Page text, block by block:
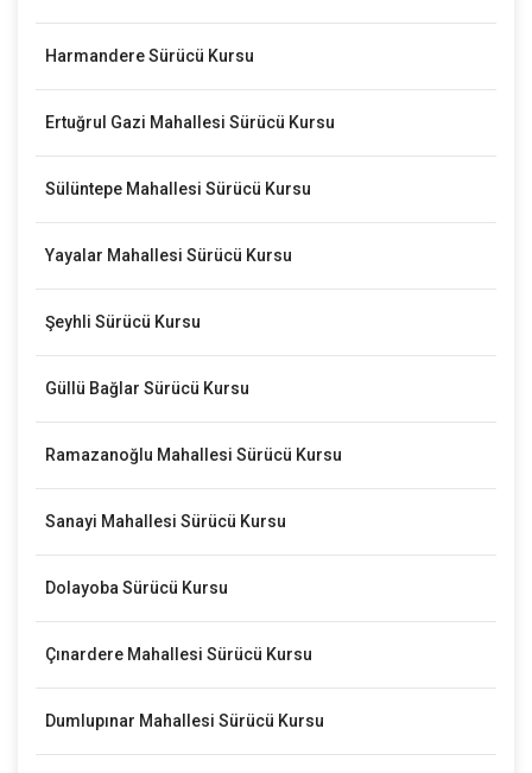
Harmandere Sürücü Kursu
Ertuğrul Gazi Mahallesi Sürücü Kursu
Sülüntepe Mahallesi Sürücü Kursu
Yayalar Mahallesi Sürücü Kursu
Şeyhli Sürücü Kursu
Güllü Bağlar Sürücü Kursu
Ramazanoğlu Mahallesi Sürücü Kursu
Sanayi Mahallesi Sürücü Kursu
Dolayoba Sürücü Kursu
Çınardere Mahallesi Sürücü Kursu
Dumlupınar Mahallesi Sürücü Kursu